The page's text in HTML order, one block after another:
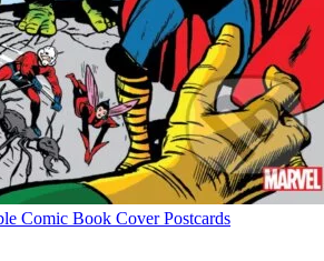
Comic Book Cover Postcards